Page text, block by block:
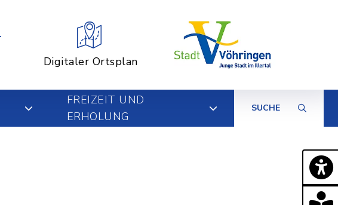
Digitaler Ortsplan
FREIZEIT UND
ERHOLUNG
SUCHE